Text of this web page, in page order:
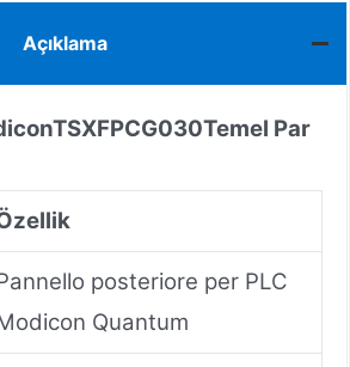
Açıklama
TSXFPCG030Temel Par
posteriore per PLC
Quantum